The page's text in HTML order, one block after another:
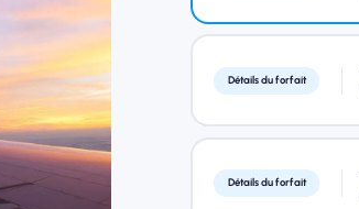
Détails du forfait
Détails du forfait